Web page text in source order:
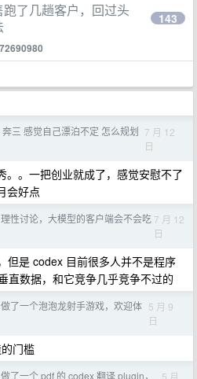
了几趟客户，回过头
143
奔三 感觉自己漂泊不定 怎么规划 7 月 12
日
。。一把创业就成了，感觉安慰不了
会好点
理性讨论，大模型的客户端会不会吃 7 月 12
日
但是 codex 目前很多人并不是程序
直数据，和它竞争几乎竞争不过的
做了一个泡泡龙射手游戏，欢迎体 5 月 9
日
门槛
做了一个 pdf 的 codex 翻译 plugin，
5 月